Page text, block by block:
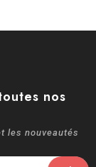
nos
les nouveautés